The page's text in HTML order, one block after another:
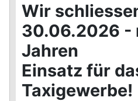
Wir
30.06.2026 -
Jahren
Einsatz für
Taxigewerbe!